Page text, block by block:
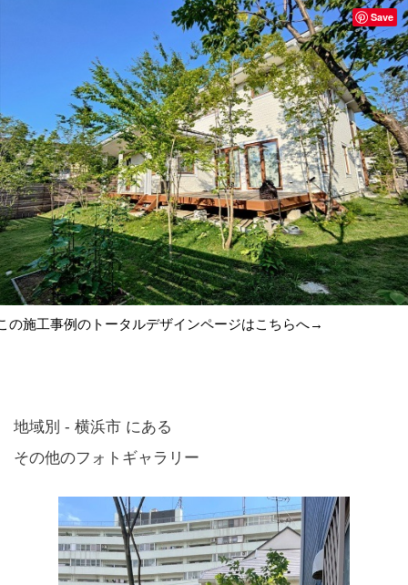
の施工事例のトータルデザインページはこちらへ→
Save
地域別 - 横浜市 にある
その他のフォトギャラリー